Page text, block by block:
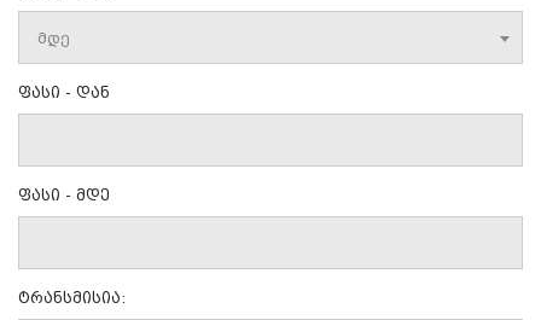
მდე
ფასი - დან
ფასი - მდე
ტრანსმისია: